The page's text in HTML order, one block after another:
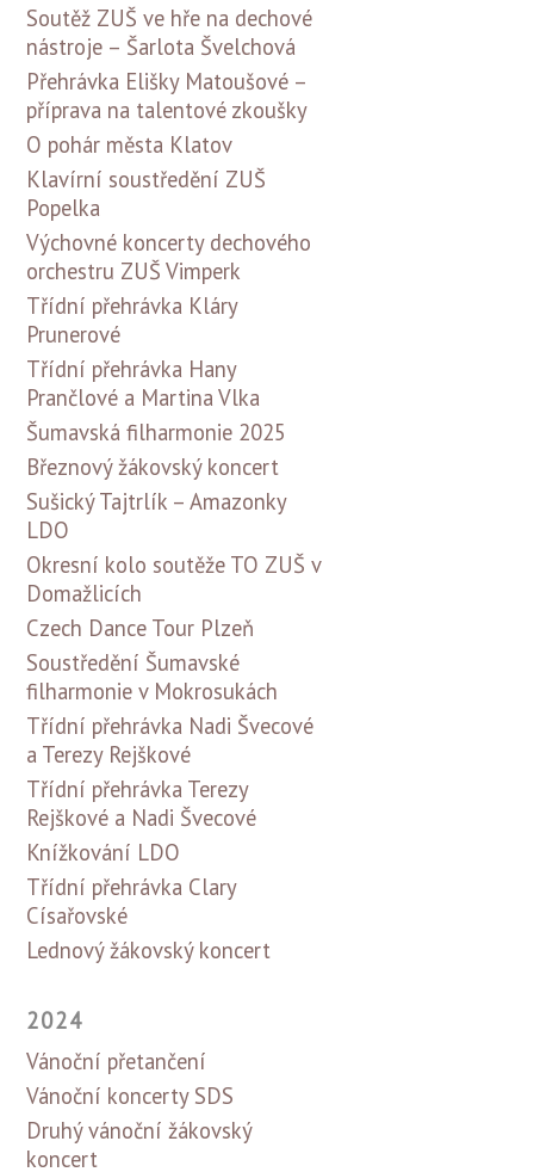
Soutěž ZUŠ ve hře na dechové
nástroje – Šarlota Švelchová
Přehrávka Elišky Matoušové –
příprava na talentové zkoušky
O pohár města Klatov
Klavírní soustředění ZUŠ
Popelka
Výchovné koncerty dechového
orchestru ZUŠ Vimperk
Třídní přehrávka Kláry
Prunerové
Třídní přehrávka Hany
Prančlové a Martina Vlka
Šumavská filharmonie 2025
Březnový žákovský koncert
Sušický Tajtrlík – Amazonky
LDO
Okresní kolo soutěže TO ZUŠ v
Domažlicích
Czech Dance Tour Plzeň
Soustředění Šumavské
filharmonie v Mokrosukách
Třídní přehrávka Nadi Švecové
a Terezy Rejškové
Třídní přehrávka Terezy
Rejškové a Nadi Švecové
Knížkování LDO
Třídní přehrávka Clary
Císařovské
Lednový žákovský koncert
2024
Vánoční přetančení
Vánoční koncerty SDS
Druhý vánoční žákovský
koncert